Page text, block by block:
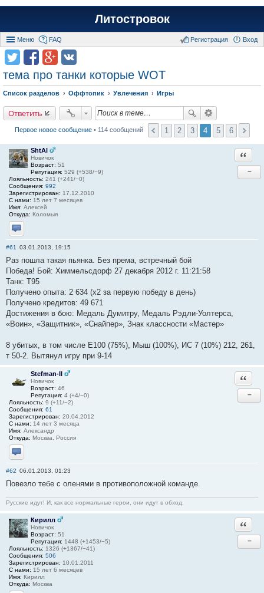
Литостровок
Меню FAQ Вход
Регистрация
тема про танки которые WOT
Список разделов Оффтопик Увлечения Игры
Ответить
Первое новое сообщение• 114 сообщений 1 2 3 4 5 6
ShtAl
Новичок
Возраст: 51
Репутация: 529 (+538/−9)
Лояльность: 241 (+241/−0)
Сообщения: 992
Зарегистрирован: 17.12.2010
С нами: 15 лет 7 месяцев
Имя: Алексей
Откуда: Коломыя
Отправить личное сообщение
−
#61 03.01.2013, 19:15
Раз пошла такая пьянка. Без према, встречный бой
Победа! Бой: Химмельсдорф 27 декабря 2012 г. 11:21:58
Танк: T95
Получено опыта: 2 634 (x2 за первую победу в день)
Получено кредитов: 49 671
Достижения в бою: Медаль Думитру, Медаль Рэдли-Уолтерса,
«Воин», «Защитник», «Снайпер», Знак класcности «Мастер»
8 убитых, в том числе Е100 (75%), Мыш (100%), ИС 7 (10%) 212, 261,
т 50-2. Вытянул игру при 9-14
Stefman-II
Новичок
Возраст: 46
Репутация: 4 (+4/−0)
Лояльность: 9 (+11/−2)
Сообщения: 61
Зарегистрирован: 20.04.2012
С нами: 14 лет 3 месяца
Имя: Александр
Откуда: Москва, Россия
Отправить личное сообщение
−
#62 06.01.2013, 01:23
Повезло тебе с оленями в противоположной команде.
Русские идут! И, как все нормальные герои, они идут в обход.
Кирилл
Новичок
Возраст: 51
Репутация: 1448 (+1453/−5)
Лояльность: 1326 (+1367/−41)
Сообщения: 506
Зарегистрирован: 10.01.2011
С нами: 15 лет 6 месяцев
Имя: Кирилл
Откуда: Москва
−